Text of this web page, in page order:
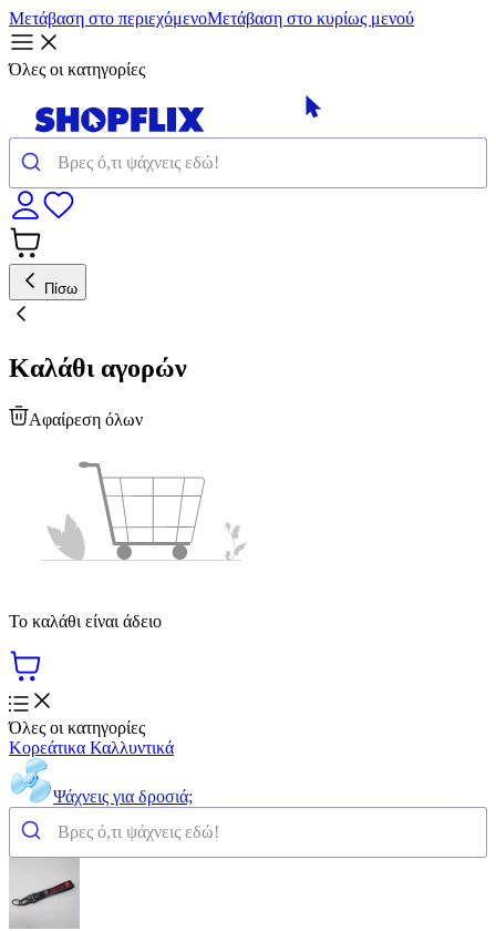
Μετάβαση στο περιεχόμενοΜετάβαση στο κυρίως μενού
Όλες οι κατηγορίες
Πίσω
Καλάθι αγορών
Αφαίρεση όλων
Το καλάθι είναι άδειο
Όλες οι κατηγορίες
Κορεάτικα Καλλυντικά
Ψάχνεις για δροσιά;